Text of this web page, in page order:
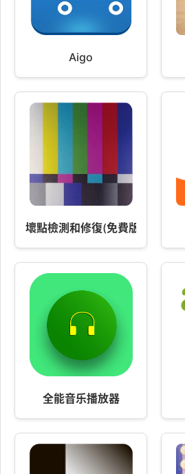
Aigo
壞點檢測和修復(免費版)
全能音乐播放器